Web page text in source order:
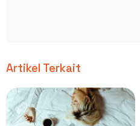
Artikel Terkait